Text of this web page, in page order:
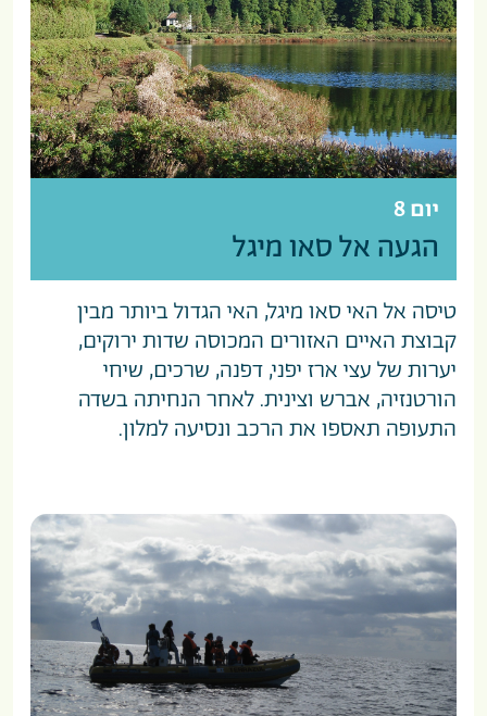
יום 8
הגעה אל סאו מיגל
טיסה אל האי סאו מיגל, האי הגדול ביותר מבין
קבוצת האיים האזורים המכוסה שדות ירוקים,
יערות של עצי ארז יפני, דפנה, שרכים, שיחי
הורטנזיה, אברש וצינית. לאחר הנחיתה בשדה
התעופה תאספו את הרכב ונסיעה למלון.